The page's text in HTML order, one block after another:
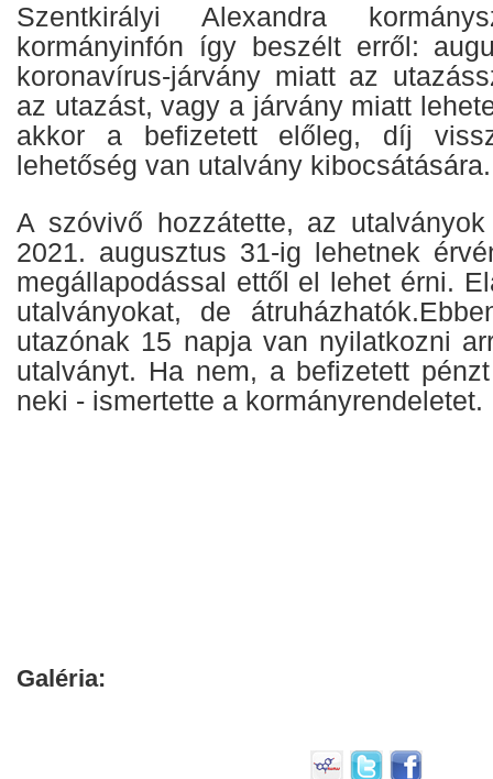
Szentkirályi Alexandra
kormányinfón így beszélt erről:
koronavírus-járvány miatt az
az utazást, vagy a járvány miatt
akkor a befizetett előleg, díj
lehetőség van utalvány kibocsátására.
A szóvivő hozzátette, az
2021. augusztus 31-ig lehetnek
megállapodással ettől el lehet érni.
utalványokat, de
utazónak 15 napja van nyilatkozni
utalványt. Ha nem, a befizetett
neki - ismertette a kormányrendeletet.
Galéria: